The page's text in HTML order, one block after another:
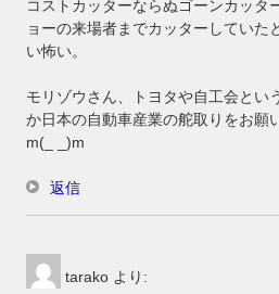
コストカッターならぬゴーンカッタ
ョーの来場者までカッターしていた
い怖い。
モリゾウさん、トヨタや自工会とい
か日本の自動車産業の舵取りをお願
m(_ _)m
返信
tarako より: